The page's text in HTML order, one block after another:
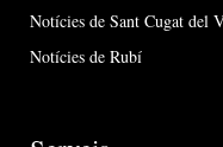
Notícies de Sant Cugat del
Notícies de Rubí